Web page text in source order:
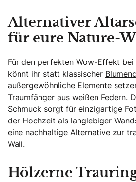
Alternativer
für eure Nature-
Für den perfekten Wow-Effekt bei
könnt ihr statt klassischer
außergewöhnliche Elemente
Traumfänger aus weißen Federn.
Schmuck sorgt für einzigartige
der Hochzeit als langlebiger
eine nachhaltige Alternative zur
Wall.
Hölzerne